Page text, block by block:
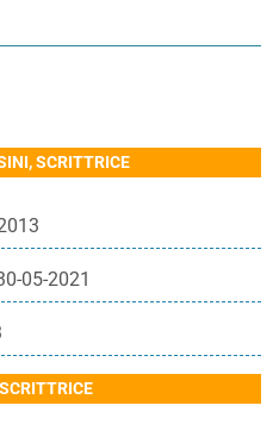
SCRITTRICE
05-2021